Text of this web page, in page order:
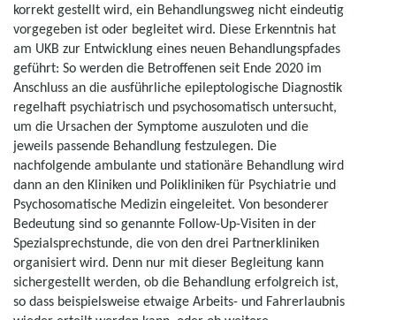
korrekt gestellt wird, ein Behandlungsweg nicht eindeutig
vorgegeben ist oder begleitet wird. Diese Erkenntnis hat
am UKB zur Entwicklung eines neuen Behandlungspfades
geführt: So werden die Betroffenen seit Ende 2020 im
Anschluss an die ausführliche epileptologische Diagnostik
regelhaft psychiatrisch und psychosomatisch untersucht,
um die Ursachen der Symptome auszuloten und die
jeweils passende Behandlung festzulegen. Die
nachfolgende ambulante und stationäre Behandlung wird
dann an den Kliniken und Polikliniken für Psychiatrie und
Psychosomatische Medizin eingeleitet. Von besonderer
Bedeutung sind so genannte Follow-Up-Visiten in der
Spezialsprechstunde, die von den drei Partnerkliniken
organisiert wird. Denn nur mit dieser Begleitung kann
sichergestellt werden, ob die Behandlung erfolgreich ist,
so dass beispielsweise etwaige Arbeits- und Fahrerlaubnis